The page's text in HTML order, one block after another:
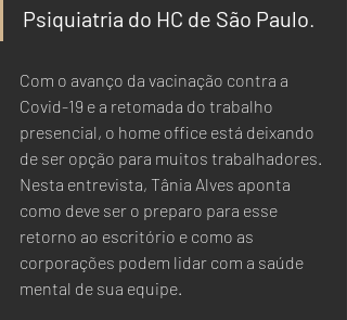
Psiquiatria do HC de São Paulo
Com o avanço da vacinação contra a
Covid-19 e a retomada do trabalho
presencial, o home office está deixando
de ser opção para muitos trabalhadores.
Nesta entrevista, Tânia Alves aponta
como deve ser o preparo para esse
retorno ao escritório e como as
corporações podem lidar com a saúde
mental de sua equipe.